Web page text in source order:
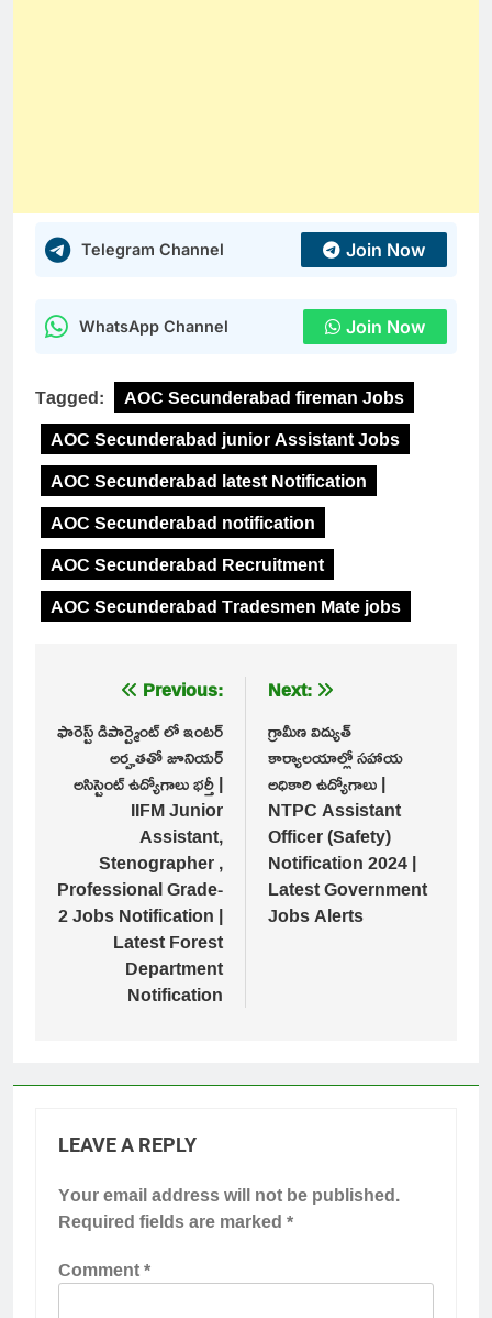
Telegram Channel Join Now
WhatsApp Channel Join Now
Tagged:
AOC Secunderabad fireman Jobs
AOC Secunderabad junior Assistant Jobs
AOC Secunderabad latest Notification
AOC Secunderabad notification
AOC Secunderabad Recruitment
AOC Secunderabad Tradesmen Mate jobs
navigation
Previous:
ఫారెస్ట్ డిపార్ట్మెంట్ లో ఇంటర్
అర్హతతో జూనియర్
అసిస్టెంట్ ఉద్యోగాలు భర్తీ |
IIFM Junior
Assistant,
Stenographer ,
Professional Grade-
2 Jobs Notification |
Latest Forest
Department
Notification
Next:
గ్రామీణ విద్యుత్
కార్యాలయాల్లో సహాయ
అధికారి ఉద్యోగాలు |
NTPC Assistant
Officer (Safety)
Notification 2024 |
Latest Government
Jobs Alerts
LEAVE A REPLY
Your email address will not be published.
Required fields are marked*
Comment*